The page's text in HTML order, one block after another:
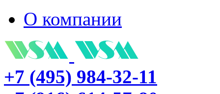
О компании
+7 (495) 984-32-11